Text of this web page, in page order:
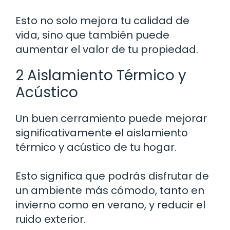
Esto no solo mejora tu calidad de
vida, sino que también puede
aumentar el valor de tu propiedad.
2 Aislamiento Térmico y
Acústico
Un buen cerramiento puede mejorar
significativamente el aislamiento
térmico y acústico de tu hogar.
Esto significa que podrás disfrutar de
un ambiente más cómodo, tanto en
invierno como en verano, y reducir el
ruido exterior.